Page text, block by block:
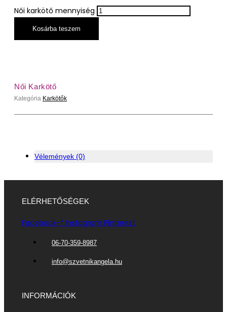
Női karkötő mennyiség
Kosárba teszem
Női Karkötő
Kategória Karkötők
Vélemények (0)
ELÉRHETŐSÉGEK
Facebook-f Instagram Pinterest
06-70-359-8987
info@szvetnikangela.hu
INFORMÁCIÓK